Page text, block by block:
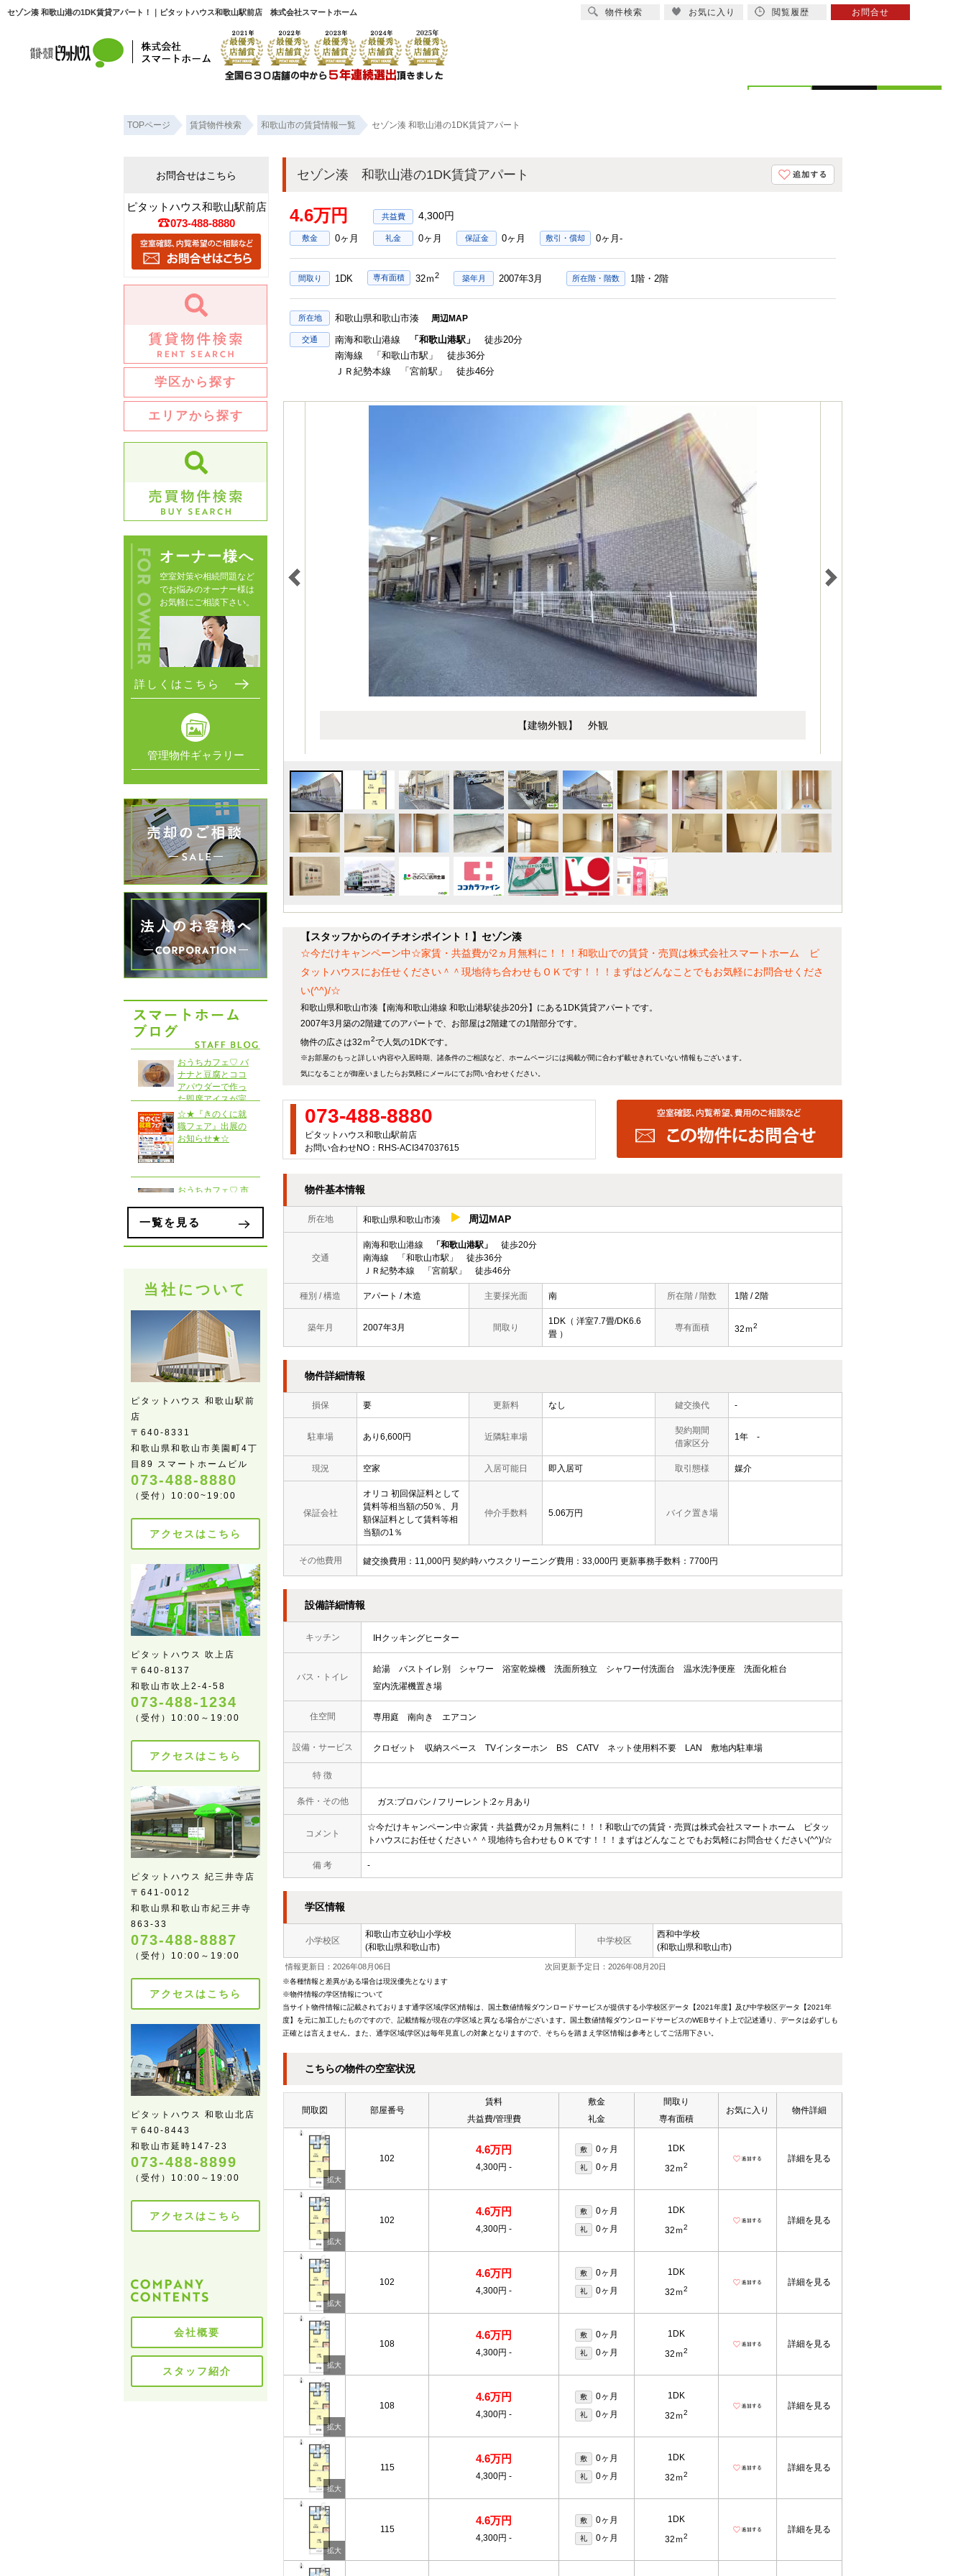
セゾン湊 和歌山港の1DK賃貸アパート！｜ピタットハウス和歌山駅前店 株式会社スマートホーム
TOPページ 賃貸物件検索 和歌山市の賃貸情報一覧 セゾン湊 和歌山港の1DK賃貸アパート
セゾン湊 和歌山港の1DK賃貸アパート
4.6万円 4,300円
敷金 0ヶ月 礼金 0ヶ月 保証金 0ヶ月 敷引・償却 0ヶ月-
間取り 1DK 専有面積 32ｍ2 築年月 2007年3月 所在階・階数 1階・2階
所在地 和歌山県和歌山市湊 周辺MAP
交通 南海和歌山港線 「和歌山港駅」
徒歩20分
南海線 「和歌山市駅」 徒歩36分
ＪＲ紀勢本線 「宮前駅」 徒歩46分
【建物外観】 外観
【スタッフからのイチオシポイント！】セゾン湊
☆今だけキャンペーン中☆家賃・共益費が2ヵ月無料に！！！和歌山での賃貸・売買は株式会社スマートホーム ピ
タットハウスにお任せください＾＾現地待ち合わせもＯＫです！！！まずはどんなことでもお気軽にお問合せくださ
い(^^)/☆
和歌山県和歌山市湊【南海和歌山港線 和歌山港駅徒歩20分】にある1DK賃貸アパートです。
2007年3月築の2階建てのアパートで、お部屋は2階建ての1階部分です。
物件の広さは32ｍ2で人気の1DKです。
※お部屋のもっと詳しい内容や入居時期、諸条件のご相談など、ホームページには掲載が間に合わず載せきれていない情報もございます。
気になることが御座いましたらお気軽にメールにてお問い合わせください。
073-488-8880
ピタットハウス和歌山駅前店
お問い合わせNO：RHS-ACI347037615
物件基本情報
所在地 和歌山県和歌山市湊 周辺MAP
交通
南海和歌山港線 「和歌山港駅」
徒歩20分
南海線 「和歌山市駅」 徒歩36分
ＪＲ紀勢本線 「宮前駅」 徒歩46分
種別 / 構造 アパート / 木造 主要採光面 南 所在階 / 階数 1階 / 2階
築年月 2007年3月 間取り
1DK（ 洋室7.7畳/DK6.6
畳 ）
専有面積 32ｍ2
物件詳細情報
損保 要 更新料 なし 鍵交換代 -
駐車場 あり6,600円 近隣駐車場
契約期間
借家区分
1年 -
現況 空家 入居可能日 即入居可 取引態様 媒介
保証会社
オリコ 初回保証料として
賃料等相当額の50％、月
額保証料として賃料等相
当額の1％
仲介手数料 5.06万円 バイク置き場
その他費用 鍵交換費用：11,000円 契約時ハウスクリーニング費用：33,000円 更新事務手数料：7700円
設備詳細情報
キッチン IHクッキングヒーター
バス・トイレ
給湯 バストイレ別 シャワー 浴室乾燥機 洗面所独立 シャワー付洗面台 温水洗浄便座
洗面化粧台
室内洗濯機置き場
住空間 専用庭 南向き エアコン
設備・サービス クロゼット 収納スペース TVインターホン BS CATV ネット使用料不要 LAN 敷地内駐車場
特 徴
条件・その他 ガス:プロパン / フリーレント:2ヶ月あり
コメント
☆今だけキャンペーン中☆家賃・共益費が2ヵ月無料に！！！和歌山での賃貸・売買は株式会社スマートホーム ピタッ
トハウスにお任せください＾＾現地待ち合わせもＯＫです！！！まずはどんなことでもお気軽にお問合せください(^^)/☆
備 考 -
学区情報
小学校区
和歌山市立砂山小学校
(和歌山県和歌山市)
中学校区
西和中学校
(和歌山県和歌山市)
情報更新日：2026年08月06日 次回更新予定日：2026年08月20日
※各種情報と差異がある場合は現況優先となります
※物件情報の学区情報について
当サイト物件情報に記載されております通学区域(学区)情報は、国土数値情報ダウンロードサービスが提供する小学校区データ【2021年度】及び中学校区データ【2021年
度】を元に加工したものですので、記載情報が現在の学区域と異なる場合がございます。国土数値情報ダウンロードサービスのWEBサイト上で記述通り、データは必ずしも
正確とは言えません。また、通学区域(学区)は毎年見直しの対象となりますので、そちらを踏まえ学区情報は参考としてご活用下さい。
こちらの物件の空室状況
間取図 部屋番号
賃料
共益費/管理費
敷金
礼金
間取り
専有面積
お気に入り 物件詳細
102
4.6万円
4,300円 -
敷 0ヶ月
礼 0ヶ月
1DK
32ｍ2
詳細を見る
102
4.6万円
4,300円 -
敷 0ヶ月
礼 0ヶ月
1DK
32ｍ2
詳細を見る
102
4.6万円
4,300円 -
敷 0ヶ月
礼 0ヶ月
1DK
32ｍ2
詳細を見る
108
4.6万円
4,300円 -
敷 0ヶ月
礼 0ヶ月
1DK
32ｍ2
詳細を見る
108
4.6万円
4,300円 -
敷 0ヶ月
礼 0ヶ月
1DK
32ｍ2
詳細を見る
115
4.6万円
4,300円 -
敷 0ヶ月
礼 0ヶ月
1DK
32ｍ2
詳細を見る
115
4.6万円
4,300円 -
敷 0ヶ月
礼 0ヶ月
1DK
32ｍ2
詳細を見る
お問合せはこちら
ピタットハウス和歌山駅前店
073-488-8880
学区から探す
エリアから探す
オーナー様へ
空室対策や相続問題など
でお悩みのオーナー様は
お気軽にご相談下さい。
詳しくはこちら
管理物件ギャラリー
一覧を見る
当社について
ピタットハウス 和歌山駅前
店
〒640-8331
和歌山県和歌山市美園町4丁
目89 スマートホームビル
073-488-8880
（受付）10:00~19:00
アクセスはこちら
ピタットハウス 吹上店
〒640-8137
和歌山市吹上2-4-58
073-488-1234
（受付）10:00～19:00
アクセスはこちら
ピタットハウス 紀三井寺店
〒641-0012
和歌山県和歌山市紀三井寺
863-33
073-488-8887
（受付）10:00～19:00
アクセスはこちら
ピタットハウス 和歌山北店
〒640-8443
和歌山市延時147-23
073-488-8899
（受付）10:00～19:00
アクセスはこちら
会社概要
スタッフ紹介
物件検索 お気に入り 閲覧履歴 お問合せ